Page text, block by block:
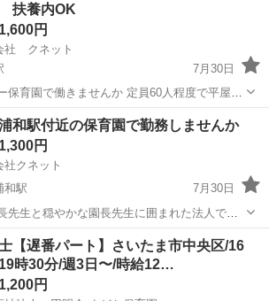
扶養内OK
円
社 クネット
7月30日
保育園で働きませんか 定員60人程度で平屋で
勤務可能 7：
ら 勤務時間は応相談可能です 15:00-18:0...
駅 保育士 遅番
和駅付近の保育園で勤務しませんか
円
社クネット
和駅
7月30日
先生と穏やかな園長先生に囲まれた法人で
長く、ご自身の希望の勤務時間など働き方の
：00 OK 子育てに理解
武蔵浦和駅 保育士
【遅番パート】さいたま市中央区/16
時30分/週3日〜/時給12…
円